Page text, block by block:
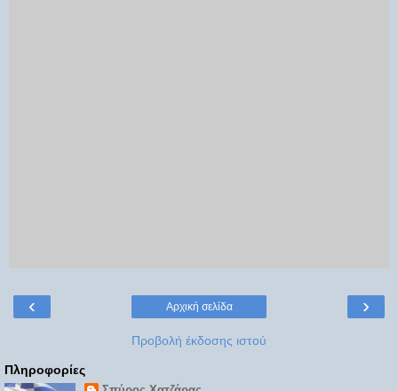
‹ ›
Αρχική σελίδα
Προβολή έκδοσης ιστού
Πληροφορίες